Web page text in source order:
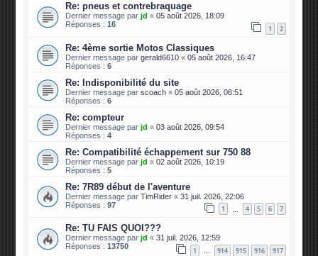
Re: pneus et contrebraquage
Dernier message parjd «05 août 2026, 18:09
Réponses :16 1 2
Re: 4ème sortie Motos Classiques
Dernier message pargerald6610 «05 août 2026, 16:47
Réponses :6
Re: Indisponibilité du site
Dernier message parscoach «05 août 2026, 08:51
Réponses :6
Re: compteur
Dernier message parjd «03 août 2026, 09:54
Réponses :4
Re: Compatibilité échappement sur 750 88
Dernier message parjd «02 août 2026, 10:19
Réponses :5
Re: 7R89 début de l'aventure
Dernier message parTimRider «31 juil. 2026, 22:06
Réponses :97 1 4 5 6 7
Re: TU FAIS QUOI???
Dernier message parjd «31 juil. 2026, 12:59
Réponses :13750 1 … 914 915 916 917